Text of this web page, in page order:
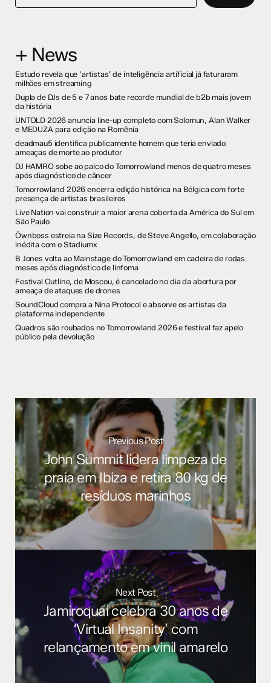
+ News
Estudo revela que ‘artistas’ de inteligência artificial já faturaram
milhões em streaming
Dupla de DJs de 5 e 7 anos bate recorde mundial de b2b mais jovem
da história
UNTOLD 2026 anuncia line-up completo com Solomun, Alan Walker
e MEDUZA para edição na Romênia
deadmau5 identifica publicamente homem que teria enviado
ameaças de morte ao produtor
DJ HAMRO sobe ao palco do Tomorrowland menos de quatro meses
após diagnóstico de câncer
Tomorrowland 2026 encerra edição histórica na Bélgica com forte
presença de artistas brasileiros
Live Nation vai construir a maior arena coberta da América do Sul em
São Paulo
Öwnboss estreia na Size Records, de Steve Angello, em colaboração
inédita com o Stadiumx
B Jones volta ao Mainstage do Tomorrowland em cadeira de rodas
meses após diagnóstico de linfoma
Festival Outline, de Moscou, é cancelado no dia da abertura por
ameaça de ataques de drones
SoundCloud compra a Nina Protocol e absorve os artistas da
plataforma independente
Quadros são roubados no Tomorrowland 2026 e festival faz apelo
público pela devolução
Previous Post
John Summit lidera limpeza de
praia em Ibiza e retira 80 kg de
resíduos marinhos
Next Post
Jamiroquai celebra 30 anos de
‘Virtual Insanity’ com
relançamento em vinil amarelo